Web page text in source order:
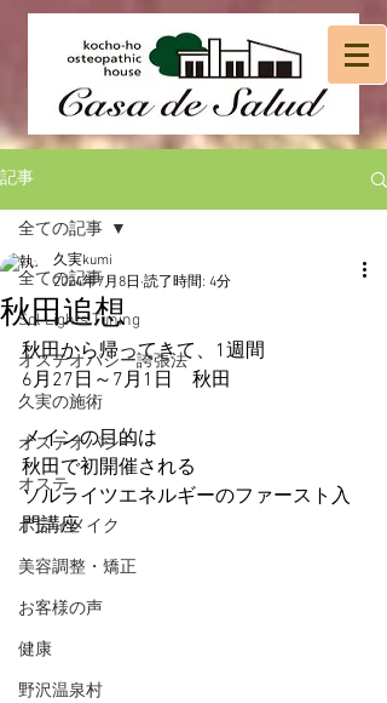
記事
全ての記事
Sol Lights Tuning
オステオパシー誇張法
久実の施術
オステオパシー
オステ
ボディメイク
美容調整・矯正
お客様の声
健康
野沢温泉村
全ての記事
秋田追想
久実kumi
2024年7月8日 読了時間: 4分
秋田から帰ってきて、1週間
6月27日～7月1日　秋田
メインの目的は
秋田で初開催される
ソルライツエネルギーのファースト入
門講座